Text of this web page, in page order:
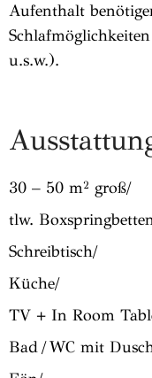
Aufenthalt
u.s.w.).
30 – 50 m2 groß/
tlw.
Schreibtisch/
Küche/
TV + In Room
Bad / WC mit